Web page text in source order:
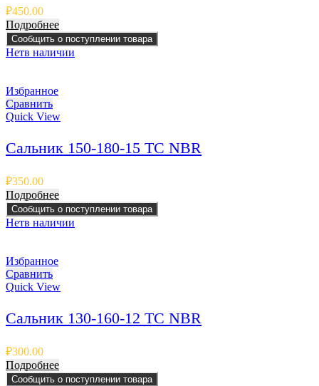
₽450.00
Подробнее
Сообщить о поступлении товара
Нетв наличии
Избранное
Сравнить
Quick View
Сальник 150-180-15 TC NBR
₽350.00
Подробнее
Сообщить о поступлении товара
Нетв наличии
Избранное
Сравнить
Quick View
Сальник 130-160-12 TC NBR
₽300.00
Подробнее
Сообщить о поступлении товара